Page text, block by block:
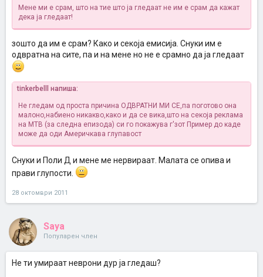
Мене ми е срам, што на тие што ја гледаат не им е срам да кажат
дека ја гледаат!
зошто да им е срам? Како и секоја емисија. Снуки им е
одвратна на сите, па и на мене но не е срамно да ја гледаат
tinkerbelll напиша:
Не гледам од проста причина ОДВРАТНИ МИ СЕ,па поготово она
малоно,набиено никакво,како и да се вика,што на секоја реклама
на МТВ (за следна епизода) си го покажува г'зот Пример до каде
може да оди Америчкава глупавост
Снуки и Поли Д и мене ме нервираат. Малата се опива и
прави глупости.
28 октомври 2011
Saya
Популарен член
Не ти умираат неврони дур ја гледаш?